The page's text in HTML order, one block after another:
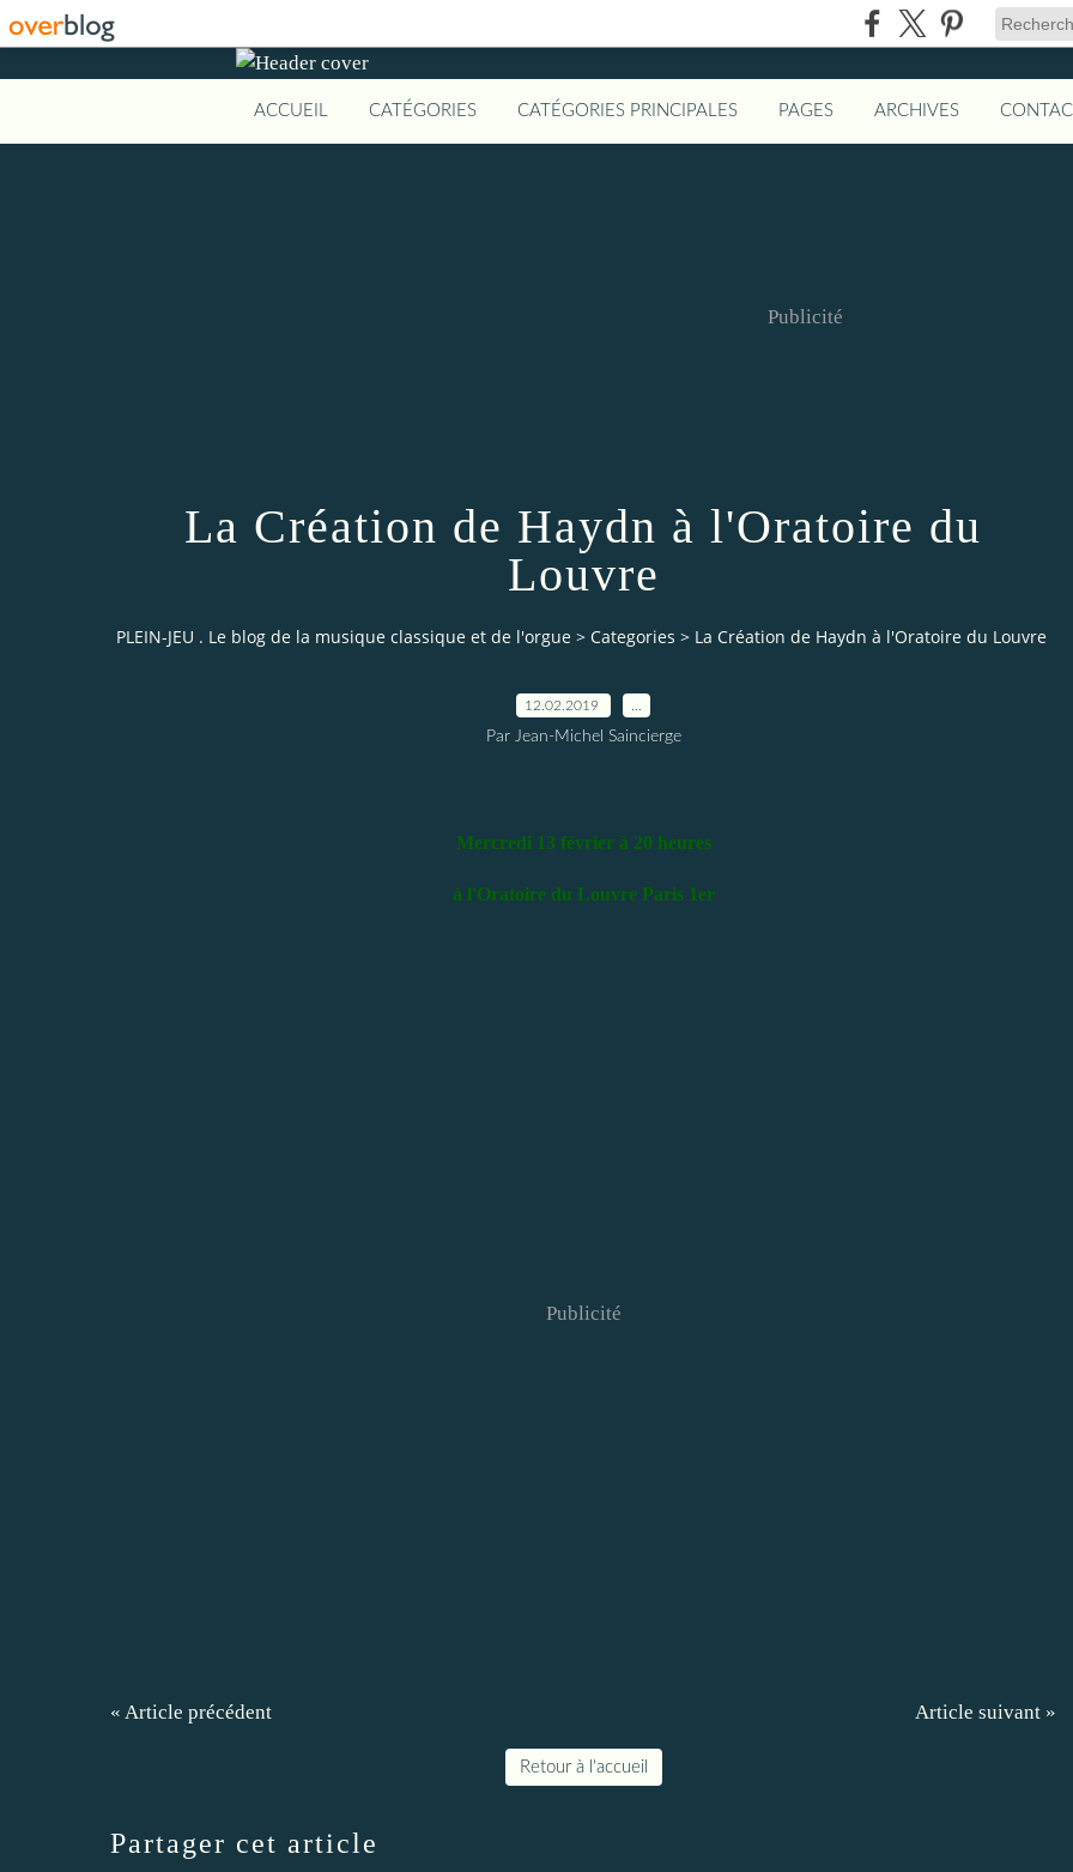
ACCUEIL CATÉGORIES CATÉGORIES PRINCIPALES PAGES ARCHIVES
Publicité
La Création de Haydn à l'Oratoire du
Louvre
PLEIN-JEU . Le blog de la musique classique et de l'orgue > Categories > La Création de Haydn à l'Oratoire du Louvre
12.02.2019
Par Jean-Michel Saincierge
Mercredi 13 février à 20 heures
à l'Oratoire du Louvre Paris 1er
Publicité
« Article précédent Article suivant »
Retour à l'accueil
Partager cet article